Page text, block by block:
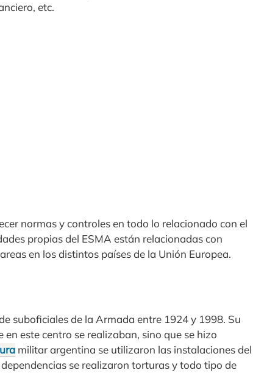
etc.
normas y controles en todo lo relacionado con el
propias del ESMA están relacionadas con
en los distintos países de la Unión Europea.
suboficiales de la Armada entre 1924 y 1998. Su
este centro se realizaban, sino que se hizo
militar argentina se utilizaron las instalaciones del
se realizaron torturas y todo tipo de